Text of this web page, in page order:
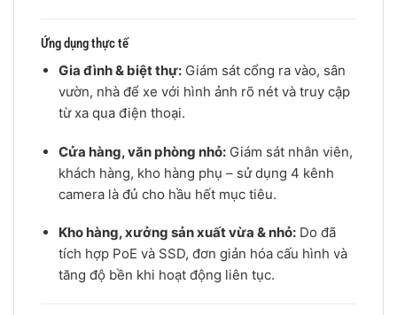
Ứng dụng thực tế
Gia đình & biệt thự:Giám sát cổng ra vào, sân
vườn, nhà để xe với hình ảnh rõ nét và truy cập
từ xa qua điện thoại.
Cửa hàng, văn phòng nhỏ:Giám sát nhân viên,
khách hàng, kho hàng phụ – sử dụng 4 kênh
camera là đủ cho hầu hết mục tiêu.
Kho hàng, xưởng sản xuất vừa & nhỏ:Do đã
tích hợp PoE và SSD, đơn giản hóa cấu hình và
tăng độ bền khi hoạt động liên tục.